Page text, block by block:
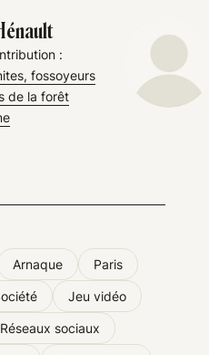
:
fossoyeurs
de la forêt
Arnaque Paris
Jeu vidéo
Réseaux sociaux